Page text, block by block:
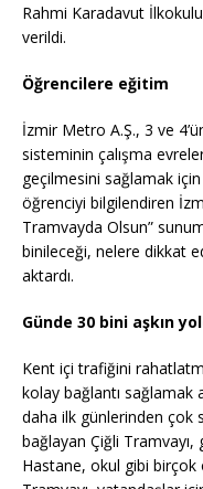
Rahmi Karadavut
verildi.
Öğrencilere eğitim
İzmir Metro A.Ş., 3 ve
sisteminin çalışma
geçilmesini sağlamak
öğrenciyi bilgilendiren
Tramvayda Olsun”
binileceği, nelere dikkat
aktardı.
Günde 30 bini aşkın
Kent içi trafiğini
kolay bağlantı sağlamak
daha ilk günlerinden çok
bağlayan Çiğli
Hastane, okul gibi